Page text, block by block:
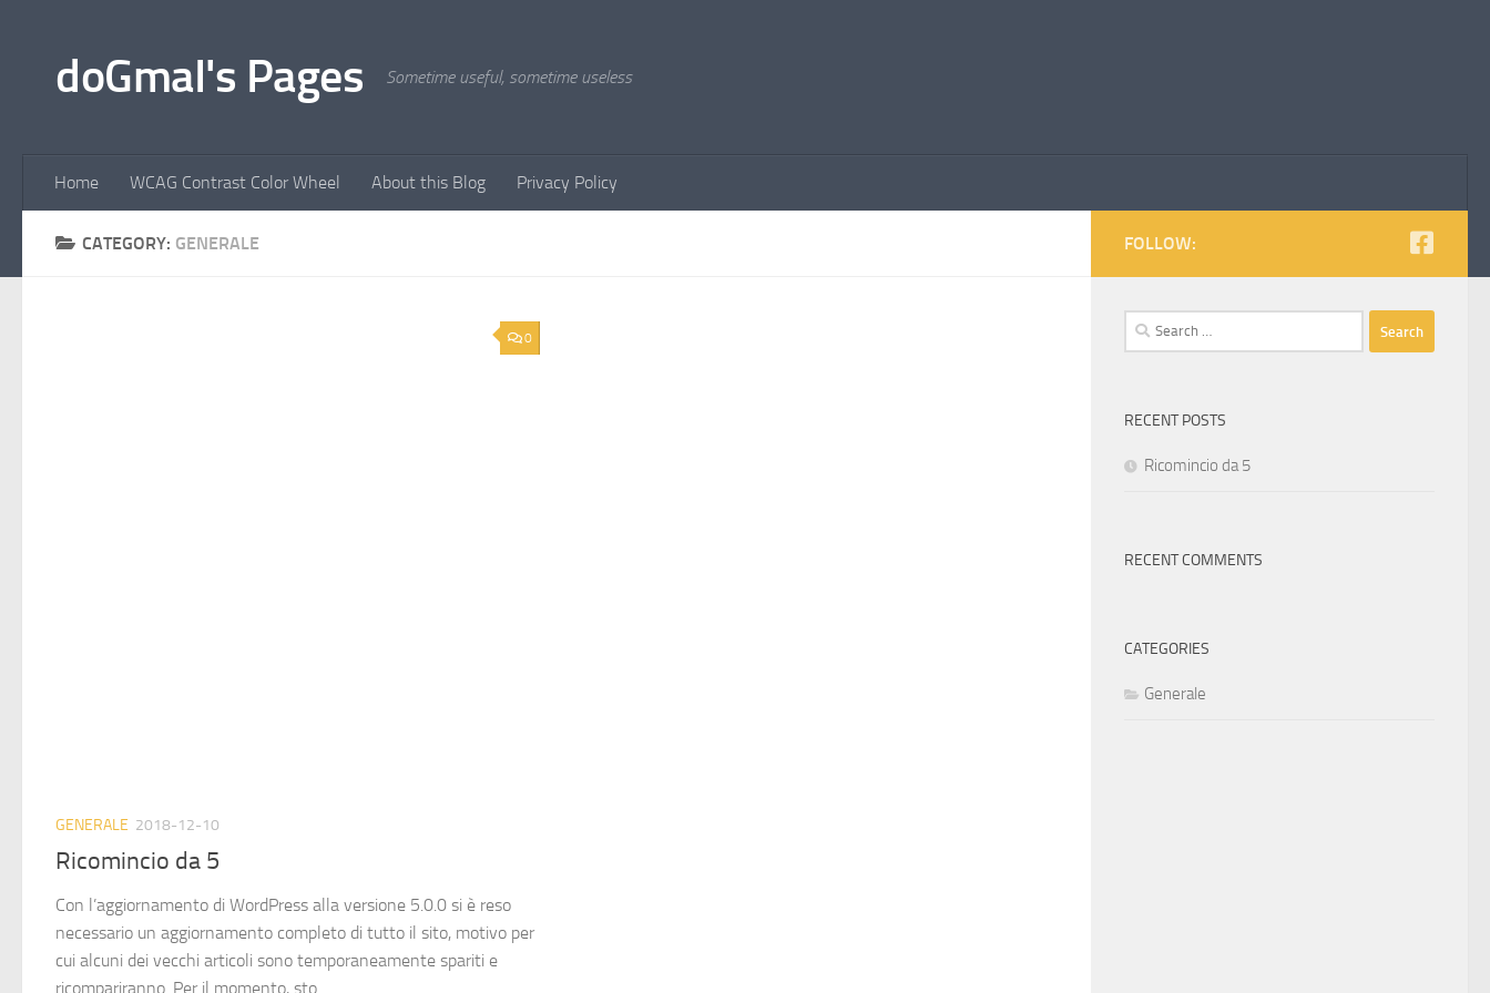
doGmaI's Pages Sometime useful, sometime useless
Home WCAG Contrast Color Wheel About this Blog Privacy Policy
CATEGORY: GENERALE
0
GENERALE 2018-12-10
Ricomincio da 5
Con l’aggiornamento di WordPress alla versione 5.0.0 si è reso
necessario un aggiornamento completo di tutto il sito, motivo per
cui alcuni dei vecchi articoli sono temporaneamente spariti e
ricompariranno. Per il momento, sto...
FOLLOW:
Search
for:
RECENT POSTS
Ricomincio da 5
RECENT COMMENTS
CATEGORIES
Generale